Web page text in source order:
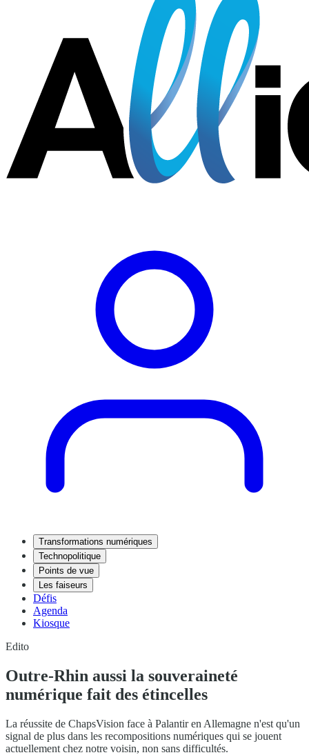
Transformations numériques
Technopolitique
Points de vue
Les faiseurs
Défis
Agenda
Kiosque
Edito
Outre-Rhin aussi la souveraineté
numérique fait des étincelles
La réussite de ChapsVision face à Palantir en Allemagne n'est qu'un
signal de plus dans les recompositions numériques qui se jouent
actuellement chez notre voisin, non sans difficultés.